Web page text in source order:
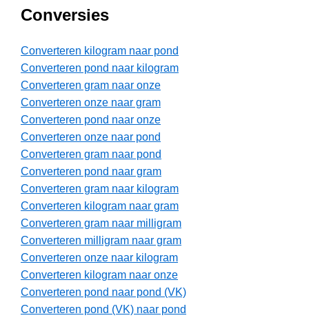
Conversies
Converteren kilogram naar pond
Converteren pond naar kilogram
Converteren gram naar onze
Converteren onze naar gram
Converteren pond naar onze
Converteren onze naar pond
Converteren gram naar pond
Converteren pond naar gram
Converteren gram naar kilogram
Converteren kilogram naar gram
Converteren gram naar milligram
Converteren milligram naar gram
Converteren onze naar kilogram
Converteren kilogram naar onze
Converteren pond naar pond (VK)
Converteren pond (VK) naar pond